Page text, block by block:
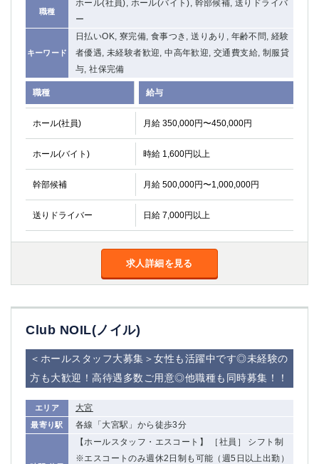
職種
ホール(社員), ホール(バイト), 幹部候補, 送りドライバ
ー
キーワード
日払いOK, 寮完備, 食事つき, 送りあり, 年齢不問, 経験
者優遇, 未経験者歓迎, 中高年歓迎, 交通費支給, 制服貸
与, 社保完備
職種 給与
ホール(社員) 月給 350,000円〜450,000円
ホール(バイト) 時給 1,600円以上
幹部候補 月給 500,000円〜1,000,000円
送りドライバー 日給 7,000円以上
求人詳細を見る
Club NOIL(ノイル)
＜ホールスタッフ大募集＞女性も活躍中です◎未経験の
方も大歓迎！高待遇多数ご用意◎他職種も同時募集！！
エリア 大宮
最寄り駅 各線「大宮駅」から徒歩3分
【ホールスタッフ・エスコート】 ［社員］ シフト制
※エスコートのみ週休2日制も可能（週5日以上出勤）